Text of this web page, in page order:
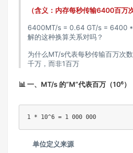
（含义：内存每秒传输6400百万
6400MT/s = 0.64 GT/s = 6400
解的这种换算关系对吗？
为什么MT/s代表每秒传输百万次
千万，而非1百万
📊 一、MT/s 的“M”代表百万（10⁶）
1 * 10^6 = 1 000 000
单位定义来源